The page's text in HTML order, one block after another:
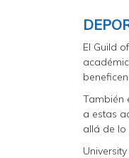
El Guild
También
a estas
allá de lo